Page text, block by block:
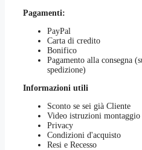
Pagamenti:
PayPal
Carta di credito
Bonifico
Pagamento alla consegna
spedizione)
Informazioni utili
Sconto se sei già Cliente
Video istruzioni montaggio
Privacy
Condizioni d'acquisto
Resi e Recesso